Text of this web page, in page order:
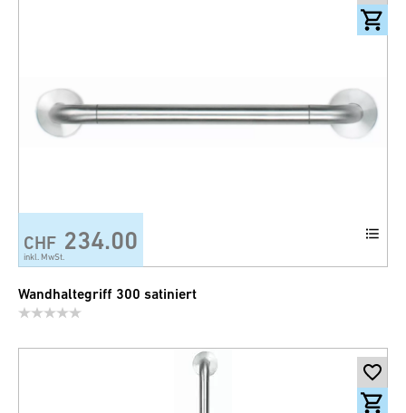
CHF 234.00
inkl. MwSt.
Wandhaltegriff 300 satiniert